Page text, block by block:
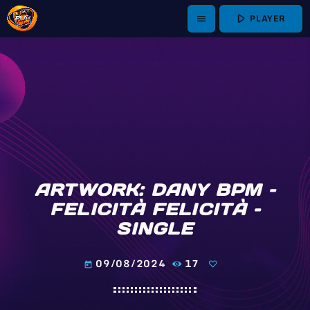
menu play_arrow PLAYER
ARTWORK: DANY BPM –
FELICITÀ FELICITÀ –
SINGLE
today 09/08/2024 17